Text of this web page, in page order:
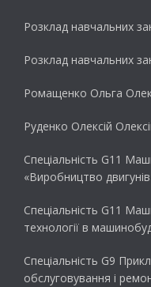
Розклад навчальних
Розклад навчальних
Ромащенко Ольга
Руденко Олексій
Спеціальність G11
«Виробництво
Спеціальність G11
технології в
Спеціальність G9
обслуговування і